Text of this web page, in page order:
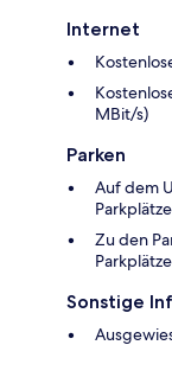
Internet
MBit/s)
Parken
Auf dem
Parkplätze
Zu den
Sonstige